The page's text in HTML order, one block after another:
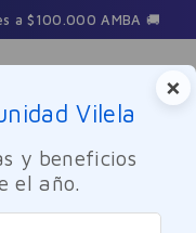
la tienda
del Bebé
×
Vilela
y beneficios
el año.